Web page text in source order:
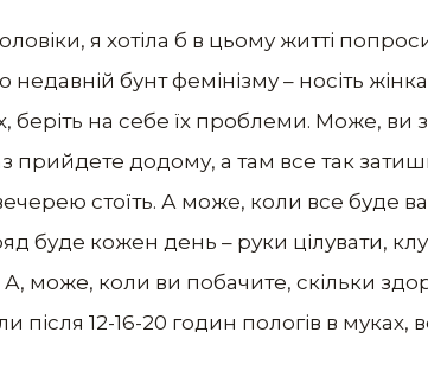
я хотіла б в цьому житті
недавній бунт фемінізму – носіть
беріть на себе їх проблеми. Може, ви
прийдете додому, а там все так
стоїть. А може, коли все буде
буде кожен день – руки цілувати,
може, коли ви побачите, скільки
після 12-16-20 годин пологів в